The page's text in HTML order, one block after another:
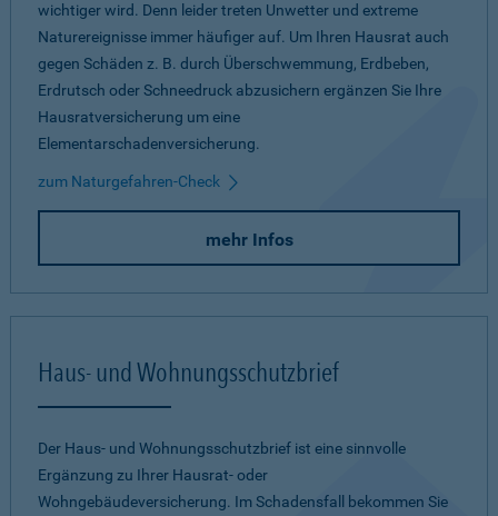
wichtiger wird. Denn leider treten Unwetter und extreme
Naturereignisse immer häufiger auf. Um Ihren Hausrat auch
gegen Schäden z. B. durch Überschwemmung, Erdbeben,
Erdrutsch oder Schneedruck abzusichern ergänzen Sie Ihre
Hausratversicherung um eine
Elementarschadenversicherung.
zum Naturgefahren-Check
mehr Infos
Haus- und Wohnungsschutzbrief
Der Haus- und Wohnungsschutzbrief ist eine sinnvolle
Ergänzung zu Ihrer Hausrat- oder
Wohngebäudeversicherung. Im Schadensfall bekommen Sie